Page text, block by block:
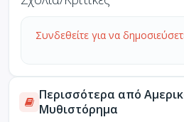
Συνδεθείτε για να
Περισσότερα από
Μυθιστόρημα